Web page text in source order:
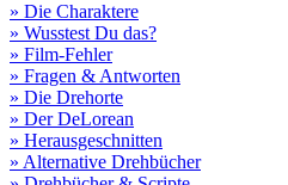
» Die Charaktere
» Wusstest Du das?
» Film-Fehler
» Fragen & Antworten
» Die Drehorte
» Der DeLorean
» Herausgeschnitten
» Alternative Drehbücher